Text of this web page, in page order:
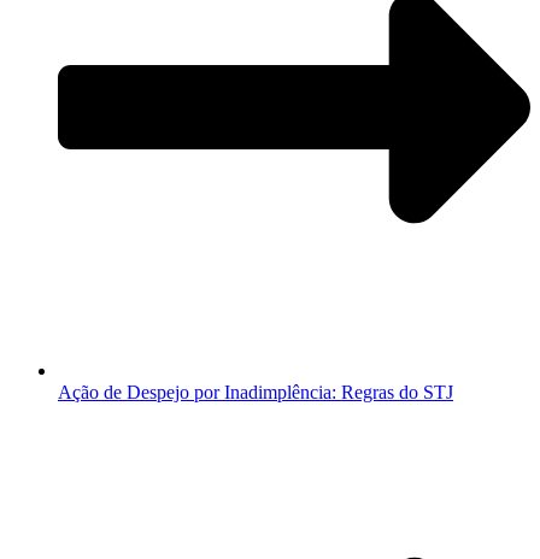
Ação de Despejo por Inadimplência: Regras do STJ